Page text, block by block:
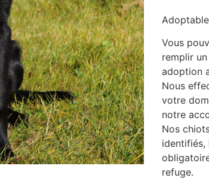
Vous
remplir
adoption
Nous
votre
notre
Nos
identifiés,
refuge.